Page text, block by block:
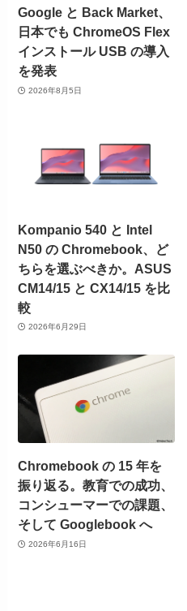
Google と Back Market、
日本でも ChromeOS Flex
インストール USB の導入
を発表
2026年8月5日
Kompanio 540 と Intel
N50 の Chromebook、ど
ちらを選ぶべきか。ASUS
CM14/15 と CX14/15 を比
較
2026年6月29日
Chromebook の 15 年を
振り返る。教育での成功、
コンシューマーでの課題、
そして Googlebook へ
2026年6月16日